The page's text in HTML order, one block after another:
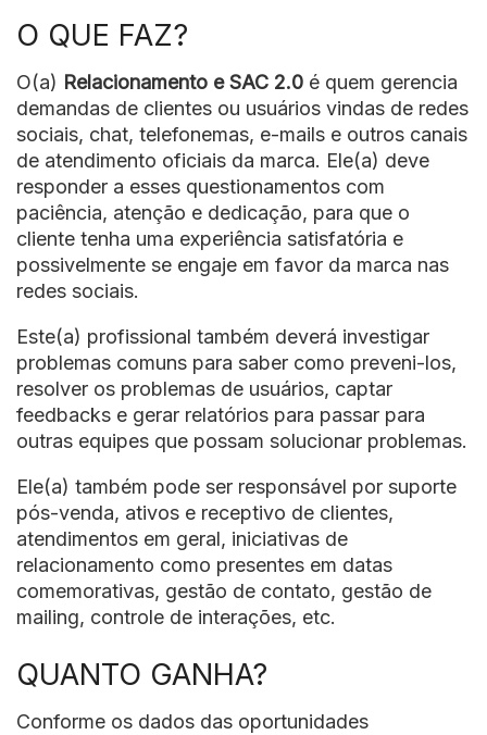
O QUE FAZ?
O(a) Relacionamento e SAC 2.0 é quem gerencia
demandas de clientes ou usuários vindas de redes
sociais, chat, telefonemas, e-mails e outros canais
de atendimento oficiais da marca. Ele(a) deve
responder a esses questionamentos com
paciência, atenção e dedicação, para que o
cliente tenha uma experiência satisfatória e
possivelmente se engaje em favor da marca nas
redes sociais.
Este(a) profissional também deverá investigar
problemas comuns para saber como preveni-los,
resolver os problemas de usuários, captar
feedbacks e gerar relatórios para passar para
outras equipes que possam solucionar problemas.
Ele(a) também pode ser responsável por suporte
pós-venda, ativos e receptivo de clientes,
atendimentos em geral, iniciativas de
relacionamento como presentes em datas
comemorativas, gestão de contato, gestão de
mailing, controle de interações, etc.
QUANTO GANHA?
Conforme os dados das oportunidades